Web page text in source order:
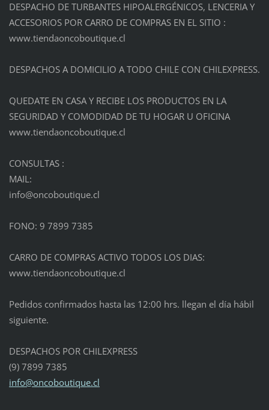
DESPACHO DE TURBANTES HIPOALERGÉNICOS, LENCERIA Y
ACCESORIOS POR CARRO DE COMPRAS EN EL SITIO :
www.tiendaoncoboutique.cl
DESPACHOS A DOMICILIO A TODO CHILE CON CHILEXPRESS.
QUEDATE EN CASA Y RECIBE LOS PRODUCTOS EN LA
SEGURIDAD Y COMODIDAD DE TU HOGAR U OFICINA
www.tiendaoncoboutique.cl
CONSULTAS :
MAIL:
info@oncoboutique.cl
FONO: 9 7899 7385
CARRO DE COMPRAS ACTIVO TODOS LOS DIAS:
www.tiendaoncoboutique.cl
Pedidos confirmados hasta las 12:00 hrs. llegan el día hábil
siguiente.
DESPACHOS POR CHILEXPRESS
(9) 7899 7385
info@oncoboutique.cl